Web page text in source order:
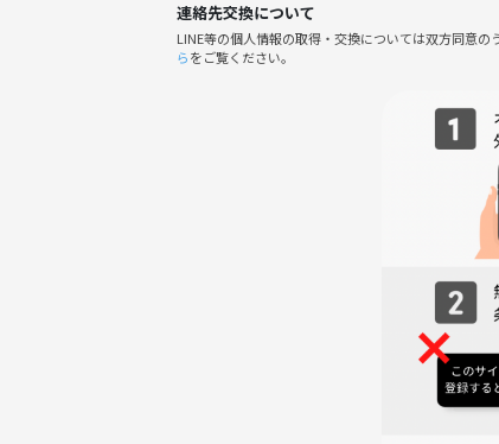
連絡先交換について
LINE等の個人情報の取得・交換については双方同意
らをご覧ください。